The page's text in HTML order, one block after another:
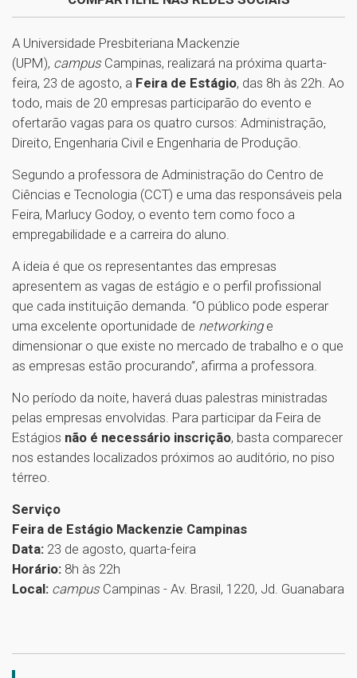
A Universidade Presbiteriana Mackenzie
(UPM), campus Campinas, realizará na próxima quarta-
feira, 23 de agosto, a Feira de Estágio, das 8h às 22h. Ao
todo, mais de 20 empresas participarão do evento e
ofertarão vagas para os quatro cursos: Administração,
Direito, Engenharia Civil e Engenharia de Produção.
Segundo a professora de Administração do Centro de
Ciências e Tecnologia (CCT) e uma das responsáveis pela
Feira, Marlucy Godoy, o evento tem como foco a
empregabilidade e a carreira do aluno.
A ideia é que os representantes das empresas
apresentem as vagas de estágio e o perfil profissional
que cada instituição demanda. “O público pode esperar
uma excelente oportunidade de networkinge
dimensionar o que existe no mercado de trabalho e o que
as empresas estão procurando”, afirma a professora.
No período da noite, haverá duas palestras ministradas
pelas empresas envolvidas. Para participar da Feira de
Estágios não é necessário inscrição, basta comparecer
nos estandes localizados próximos ao auditório, no piso
térreo.
Serviço
Feira de Estágio Mackenzie Campinas
Data: 23 de agosto, quarta-feira
Horário: 8h às 22h
Local: campus Campinas - Av. Brasil, 1220, Jd. Guanabara